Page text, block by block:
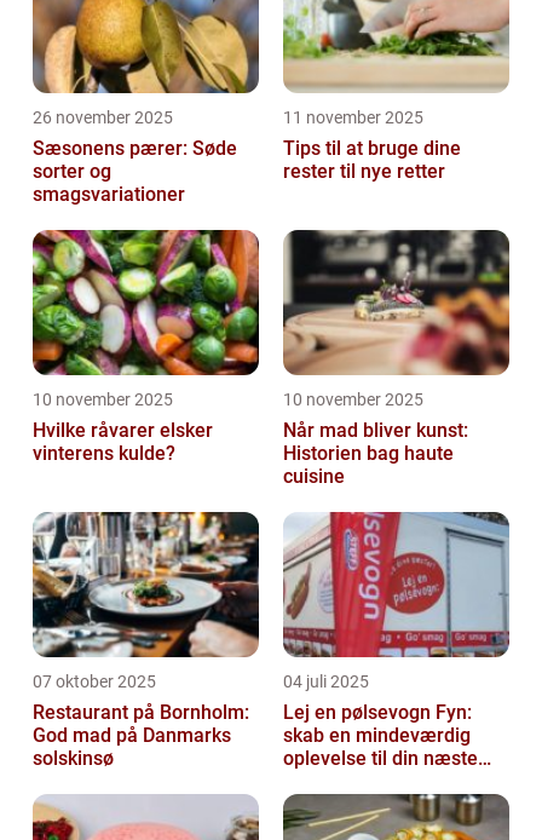
26 november 2025
Sæsonens pærer: Søde
sorter og
smagsvariationer
11 november 2025
Tips til at bruge dine
rester til nye retter
10 november 2025
Hvilke råvarer elsker
vinterens kulde?
10 november 2025
Når mad bliver kunst:
Historien bag haute
cuisine
07 oktober 2025
Restaurant på Bornholm:
God mad på Danmarks
solskinsø
04 juli 2025
Lej en pølsevogn Fyn:
skab en mindeværdig
oplevelse til din næste